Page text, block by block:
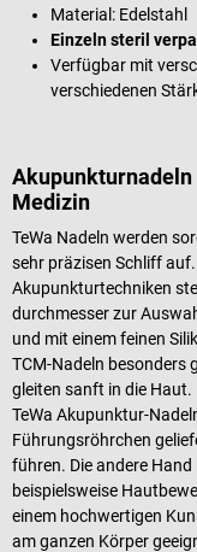
Material: Edelstahl
Einzeln steril
Verfügbar mit
verschiedenen
Medizin
TeWa Nadeln werden
sehr präzisen Schliff
Akupunkturtechniken
durchmesser zur
und mit einem feinen
TCM-Nadeln besonders
gleiten sanft in die Haut.
TeWa Akupunktur-
Führungsröhrchen
führen. Die andere
beispielsweise
einem hochwertigen
am ganzen Körper